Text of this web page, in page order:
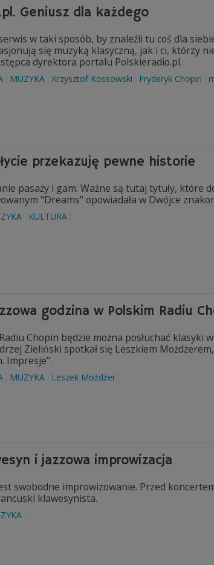
Geniusz dla każdego
w taki sposób, by znaleźli tu coś dla
się muzyką klasyczną, jak i ci, którzy
dyrektora portalu Polskieradio.pl.
MUZYKA Krzysztof Kossowski Fryderyk Chopin
przekazuję pewne historie
pasaży i gam. Ważne są tutaj tytuły, które
"Dreams" opowiadała w Dwójce
KULTURA
godzina w Polskim Radiu
Chopin będzie można posłuchać klasyki
Zieliński spotkał się Leszkiem
Impresje".
MUZYKA Leszek Możdżer
i jazzowa improwizacja
swobodne improwizowanie. Przed
klawesynista.